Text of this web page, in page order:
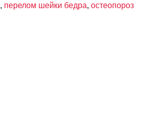
, перелом шейки бедра, остеопороз